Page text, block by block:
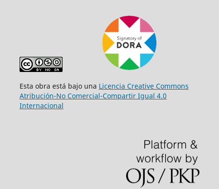
Esta obra está bajo una Licencia Creative Commons
Atribución-No Comercial-Compartir Igual 4.0
Internacional